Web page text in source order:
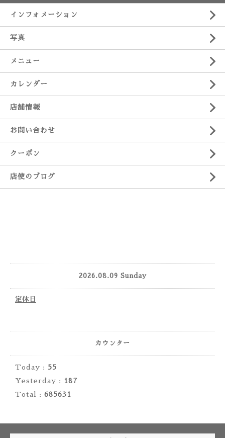
インフォメーション
写真
メニュー
カレンダー
店舗情報
お問い合わせ
クーポン
店使のブログ
2026.08.09 Sunday
定休日
カウンター
Today : 55
Yesterday :
187
Total : 685631